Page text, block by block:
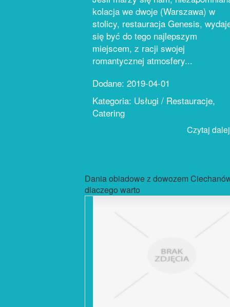
kolacja we dwoje (Warszawa) w
stolicy, restauracja Genesis,
się być do tego najlepszym
miejscem, z racji swojej
romantycznej atmosfery...
Dodane: 2019-04-01
Kategoria: Usługi / Restauracje,
Catering
Czytaj
Dania obiadowe z dowozem
dlaczego warto